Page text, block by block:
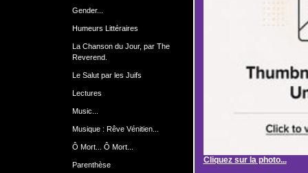
Gender...
Humeurs Littéraires
La Chanson du Jour, par The
Reverend.
Le Salut par les Juifs
Lectures
Music...
Musique : Rêve Vénitien...
Ô Mort... Ô Mort...
Parenthèse
Cliquez sur la photo...